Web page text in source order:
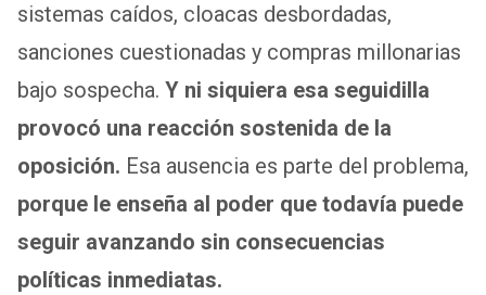
sistemas caídos, cloacas desbordadas,
sanciones cuestionadas y compras millonarias
bajo sospecha. Y ni siquiera esa seguidilla
provocó una reacción sostenida de la
oposición. Esa ausencia es parte del problema,
porque le enseña al poder que todavía puede
seguir avanzando sin consecuencias
políticas inmediatas.